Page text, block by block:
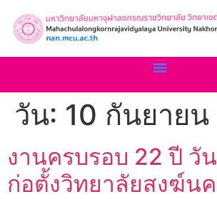
วัน: 10 กันยาย
งานครบรอบ 22 ปี วั
ก่อตั้งวิทยาลัยสงฆ์น